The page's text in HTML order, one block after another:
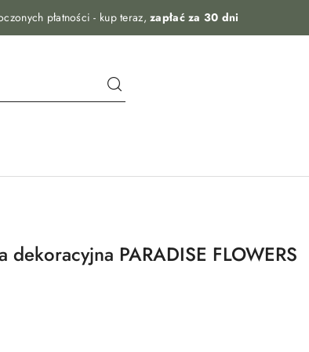
płatności - kup teraz, zapłać za 30 dni
dekoracyjna PARADISE FLOWERS